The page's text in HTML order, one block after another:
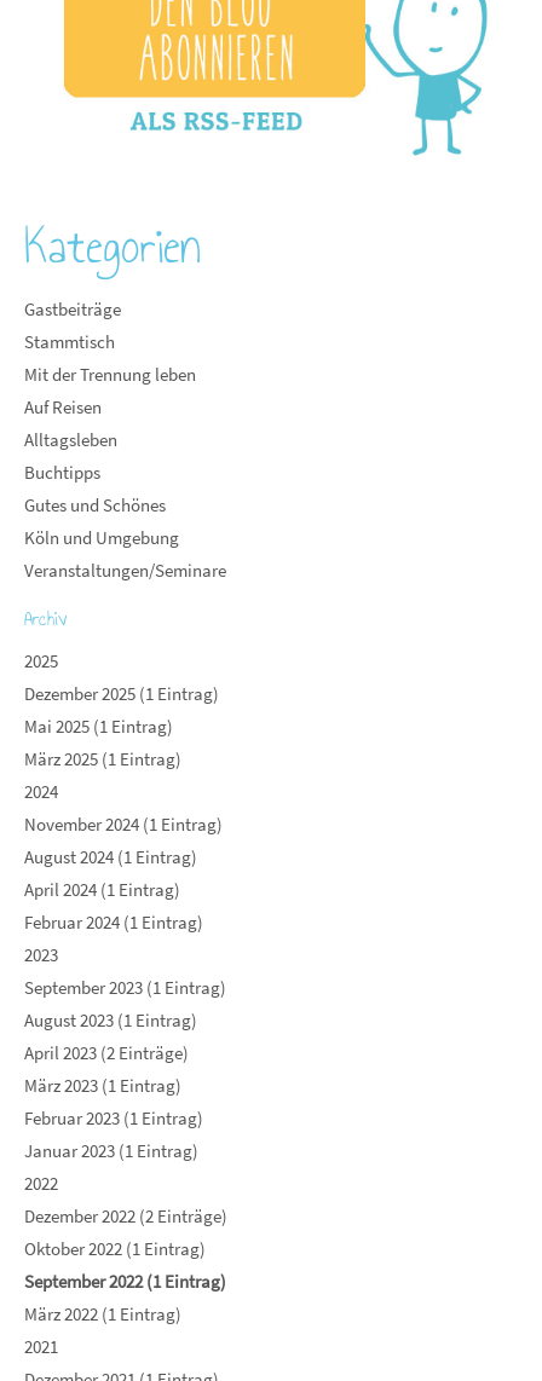
Kategorien
Gastbeiträge
Stammtisch
Mit der Trennung leben
Auf Reisen
Alltagsleben
Buchtipps
Gutes und Schönes
Köln und Umgebung
Veranstaltungen/Seminare
Archiv
2025
Dezember 2025 (1 Eintrag)
Mai 2025 (1 Eintrag)
März 2025 (1 Eintrag)
2024
November 2024 (1 Eintrag)
August 2024 (1 Eintrag)
April 2024 (1 Eintrag)
Februar 2024 (1 Eintrag)
2023
September 2023 (1 Eintrag)
August 2023 (1 Eintrag)
April 2023 (2 Einträge)
März 2023 (1 Eintrag)
Februar 2023 (1 Eintrag)
Januar 2023 (1 Eintrag)
2022
Dezember 2022 (2 Einträge)
Oktober 2022 (1 Eintrag)
September 2022 (1 Eintrag)
März 2022 (1 Eintrag)
2021